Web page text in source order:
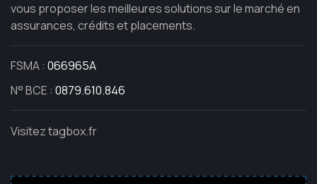
vous proposer les meilleures solutions sur le marché en
assurances, crédits et placements.
FSMA : 066965A
N° BCE : 0879.610.846
Visitez tagbox.fr